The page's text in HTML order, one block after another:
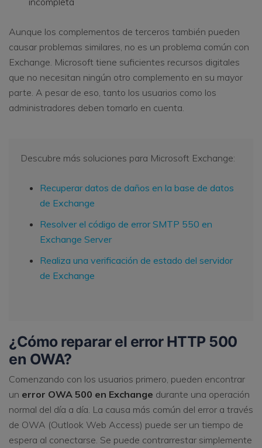
Aunque los complementos de terceros también pueden
causar problemas similares, no es un problema común con
Exchange. Microsoft tiene suficientes recursos digitales
que no necesitan ningún otro complemento en su mayor
parte. A pesar de eso, tanto los usuarios como los
administradores deben tomarlo en cuenta.
Descubre más soluciones para Microsoft Exchange:
Recuperar datos de daños en la base de datos
de Exchange
Resolver el código de error SMTP 550 en
Exchange Server
Realiza una verificación de estado del servidor
de Exchange
¿Cómo reparar el error HTTP 500
en OWA?
Comenzando con los usuarios primero, pueden encontrar
un error OWA 500 en Exchange durante una operación
normal del día a día. La causa más común del error a través
de OWA (Outlook Web Access) puede ser un tiempo de
espera al conectarse. Se puede contrarrestar simplemente